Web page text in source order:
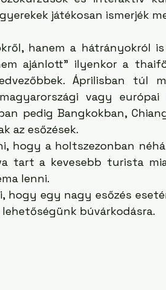
játékosan ismerjék
hanem a hátrányokról
ajánlott" ilyenkor a
Áprilisban túl
vagy európai
pedig Bangkokban,
az esőzések.
hogy a holtszezonban
tart a kevesebb turista
lenni.
hogy egy nagy esőzés
búvárkodásra.